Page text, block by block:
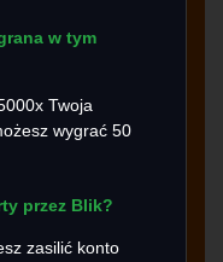
w tym
Twoja
wygrać 50
przez Blik?
zasilić konto